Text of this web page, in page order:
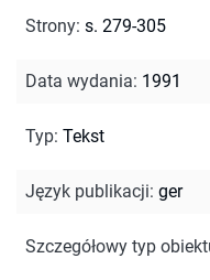
Strony: s. 279-305
Data wydania: 1991
Typ: Tekst
Język publikacji: ger
Szczegółowy typ